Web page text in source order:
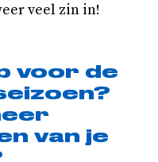
veel zin in!
voor de
van je